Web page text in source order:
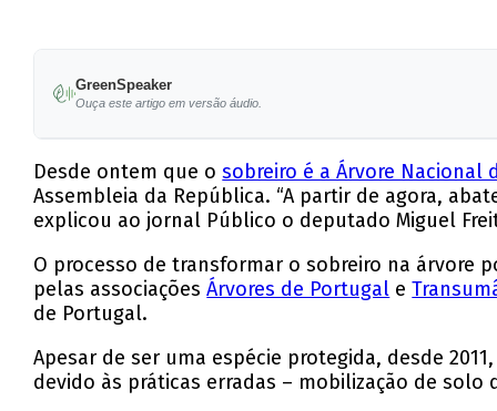
GreenSpeaker
Ouça este artigo em versão áudio.
Desde ontem que osobreiro é a Árvore Nacional
Assembleia da República. “A partir de agora,
explicou ao jornal Público o deputado Miguel
O processo de transformar o sobreiro na árvore
pelas associaçõesÁrvores de Portugal e
de Portugal.
Apesar de ser uma espécie protegida, desde
devido às práticas erradas – mobilização de